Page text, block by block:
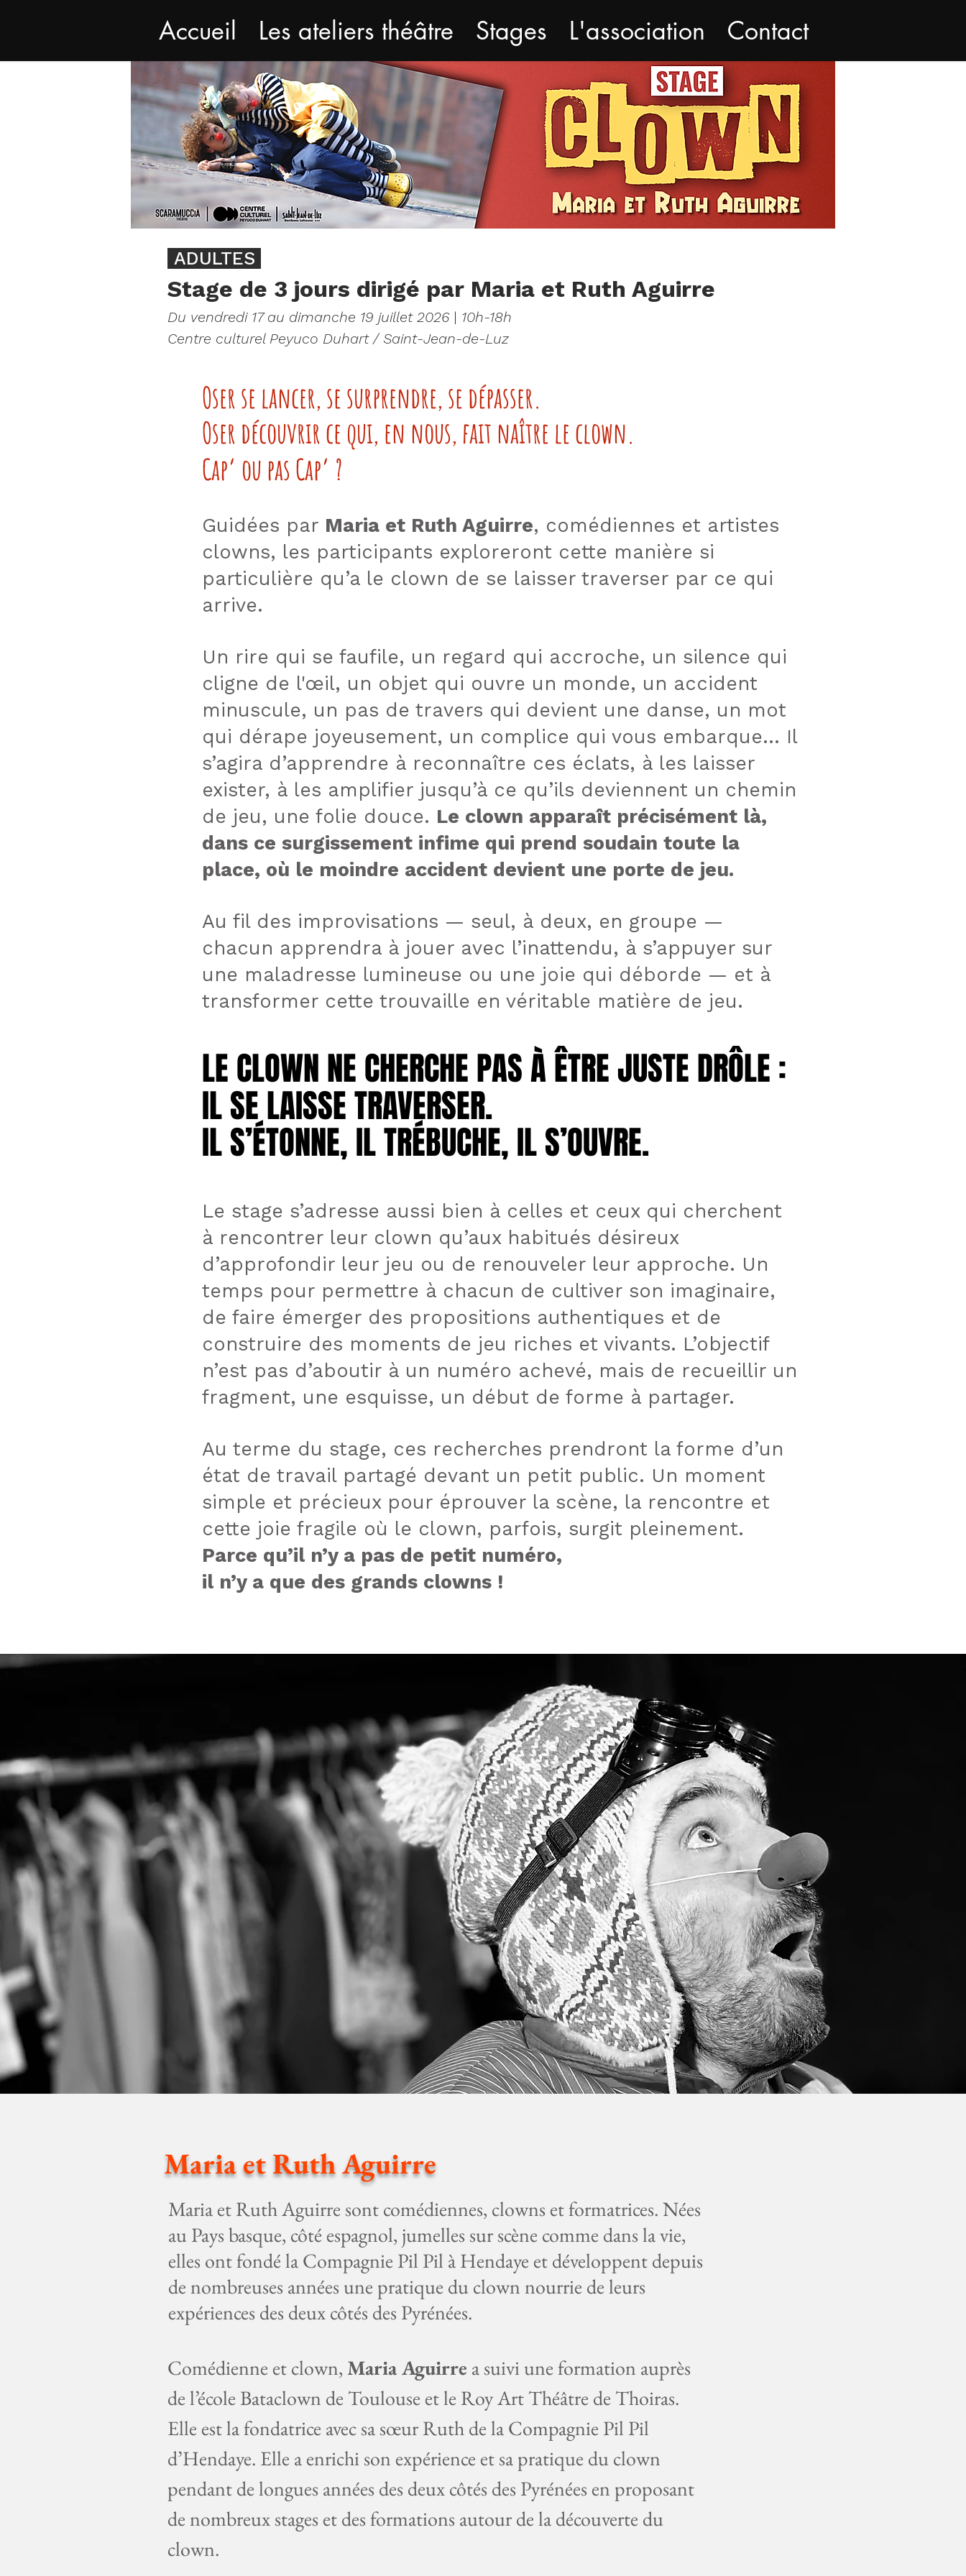
Accueil Les ateliers théâtre Stages L'association Contact
ADULTES
Stage de 3 jours dirigé par Maria et Ruth Aguirre
Du vendredi 17 au dimanche 19 juillet 2026 | 10h-18h
Centre culturel Peyuco Duhart / Saint-Jean-de-Luz
Oser se lancer, se surprendre, se dépasser.
Oser découvrir ce qui, en nous, fait naître le clown.
Cap’ ou pas Cap’ ?
Guidées par Maria et Ruth Aguirre, comédiennes et artistes
clowns, les participants exploreront cette manière si
particulière qu’a le clown de se laisser traverser par ce qui
arrive.
Un rire qui se faufile, un regard qui accroche, un silence qui
cligne de l'œil, un objet qui ouvre un monde, un accident
minuscule, un pas de travers qui devient une danse, un mot
qui dérape joyeusement, un complice qui vous embarque… Il
s’agira d’apprendre à reconnaître ces éclats, à les laisser
exister, à les amplifier jusqu’à ce qu’ils deviennent un chemin
de jeu, une folie douce. Le clown apparaît précisément là,
dans ce surgissement infime qui prend soudain toute la
place, où le moindre accident devient une porte de jeu.
Au fil des improvisations — seul, à deux, en groupe —
chacun apprendra à jouer avec l’inattendu, à s’appuyer sur
une maladresse lumineuse ou une joie qui déborde — et à
transformer cette trouvaille en véritable matière de jeu.
LE CLOWN NE CHERCHE PAS À ÊTRE JUSTE DRÔLE :
IL SE LAISSE TRAVERSER.
IL S’ÉTONNE, IL TRÉBUCHE, IL S’OUVRE.
LE CLOWN NE CHERCHE PAS À ÊTRE JUSTE DRÔLE :
IL SE LAISSE TRAVERSER.
IL S’ÉTONNE, IL TRÉBUCHE, IL S’OUVRE.
Le stage s’adresse aussi bien à celles et ceux qui cherchent
à rencontrer leur clown qu’aux habitués désireux
d’approfondir leur jeu ou de renouveler leur approche. Un
temps pour permettre à chacun de cultiver son imaginaire,
de faire émerger des propositions authentiques et de
construire des moments de jeu riches et vivants. L’objectif
n’est pas d’aboutir à un numéro achevé, mais de recueillir un
fragment, une esquisse, un début de forme à partager.
Au terme du stage, ces recherches prendront la forme d’un
état de travail partagé devant un petit public. Un moment
simple et précieux pour éprouver la scène, la rencontre et
cette joie fragile où le clown, parfois, surgit pleinement.
Parce qu’il n’y a pas de petit numéro,
il n’y a que des grands clowns !
Maria et Ruth Aguirre
Maria et Ruth Aguirre sont comédiennes, clowns et formatrices. Nées
au Pays basque, côté espagnol, jumelles sur scène comme dans la vie,
elles ont fondé la Compagnie Pil Pil à Hendaye et développent depuis
de nombreuses années une pratique du clown nourrie de leurs
expériences des deux côtés des Pyrénées.
Comédienne et clown,Maria Aguirre a suivi une formation auprès
de l’école Bataclown de Toulouse et le Roy Art Théâtre de Thoiras.
Elle est la fondatrice avec sa sœur Ruth de la Compagnie Pil Pil
d’Hendaye. Elle a enrichi son expérience et sa pratique du clown
pendant de longues années des deux côtés des Pyrénées en proposant
de nombreux stages et des formations autour de la découverte du
clown.